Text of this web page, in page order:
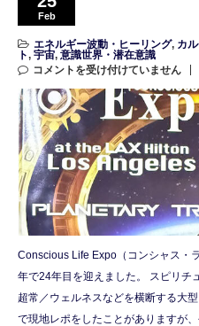
Feb
エネルギー波動・ヒーリング, カ
ト, 宇宙, 意識世界・潜在意識
コメントを受け付けていません
Conscious Life Expo（コンシャス・
年で24年目を迎えました。 スピリチ
超常／ウェルネスなどを横断する大
で現地レポをしたことがありますが